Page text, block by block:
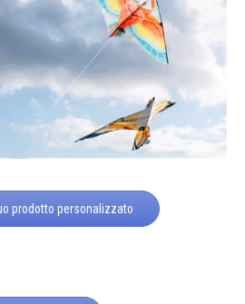
prodotto personalizzato